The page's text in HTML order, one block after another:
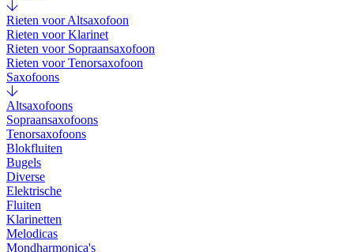
Rieten voor Altsaxofoon
Rieten voor Klarinet
Rieten voor Sopraansaxofoon
Rieten voor Tenorsaxofoon
Saxofoons
Altsaxofoons
Sopraansaxofoons
Tenorsaxofoons
Blokfluiten
Bugels
Diverse
Elektrische
Fluiten
Klarinetten
Melodicas
Mondharmonica's